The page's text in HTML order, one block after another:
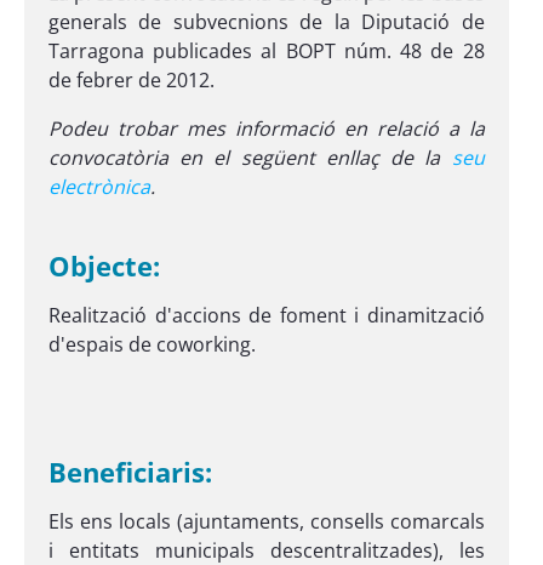
generals de subvecnions de la Diputació de
Tarragona publicades al BOPT núm. 48 de 28
de febrer de 2012.
Podeu trobar mes informació en relació a la
convocatòria en el següent enllaç de la seu
electrònica.
Objecte:
Realització d'accions de foment i dinamització
d'espais de coworking.
Beneficiaris:
Els ens locals (ajuntaments, consells comarcals
i entitats municipals descentralitzades), les